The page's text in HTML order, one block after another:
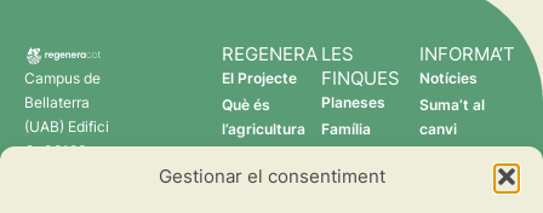
Gestionar el consentiment
Campus de
Bellaterra
(UAB) Edifici
C 08193
REGENERA
El Projecte
Què és
l’agricultura
Qui som
LES
FINQUES
Planeses
Família
Verdcamp
INFORMA’T
Notícies
Suma’t al
canvi